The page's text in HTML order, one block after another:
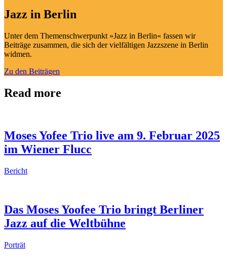
Jazz in Berlin
Unter dem Themenschwerpunkt »Jazz in Berlin« fassen wir
Beiträge zusammen, die sich der vielfältigen Jazzszene in Berlin
widmen.
Zu den Beiträgen
Read more
Moses Yofee Trio live am 9. Februar 2025
im Wiener Flucc
Bericht
Das Moses Yoofee Trio bringt Berliner
Jazz auf die Weltbühne
Porträt